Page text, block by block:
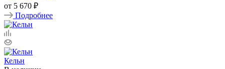
от 5 670 ₽
Подробнее
Кельн